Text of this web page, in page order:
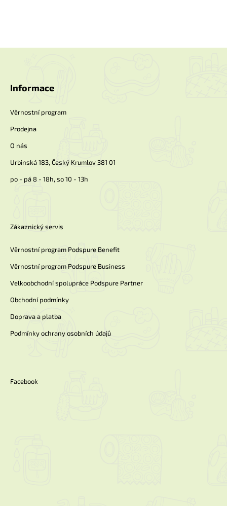
Informace
Věrnostní program
Prodejna
O nás
Urbinská 183, Český Krumlov 381 01
po - pá 8 - 18h, so 10 - 13h
Zákaznický servis
Věrnostní program Podspure Benefit
Věrnostní program Podspure Business
Velkoobchodní spolupráce Podspure Partner
Obchodní podmínky
Doprava a platba
Podmínky ochrany osobních údajů
Facebook